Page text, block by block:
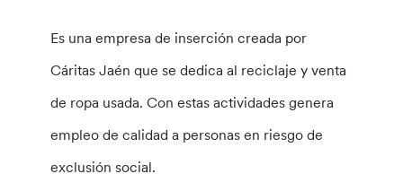
Es una empresa de inserción creada por
Cáritas Jaén que se dedica al reciclaje y venta
de ropa usada. Con estas actividades genera
empleo de calidad a personas en riesgo de
exclusión social.